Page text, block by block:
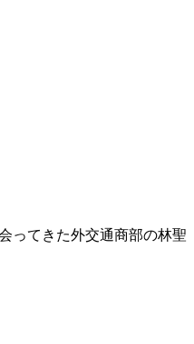
ってきた外交通商部の林聖